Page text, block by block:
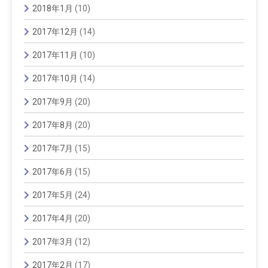
2018年1月 (10)
2017年12月 (14)
2017年11月 (10)
2017年10月 (14)
2017年9月 (20)
2017年8月 (20)
2017年7月 (15)
2017年6月 (15)
2017年5月 (24)
2017年4月 (20)
2017年3月 (12)
2017年2月 (17)